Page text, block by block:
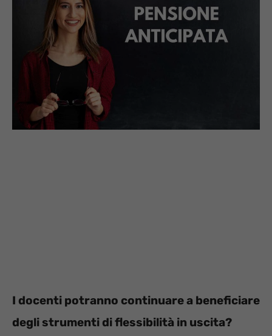
I docenti potranno continuare a beneficiare
degli strumenti di flessibilità in uscita?